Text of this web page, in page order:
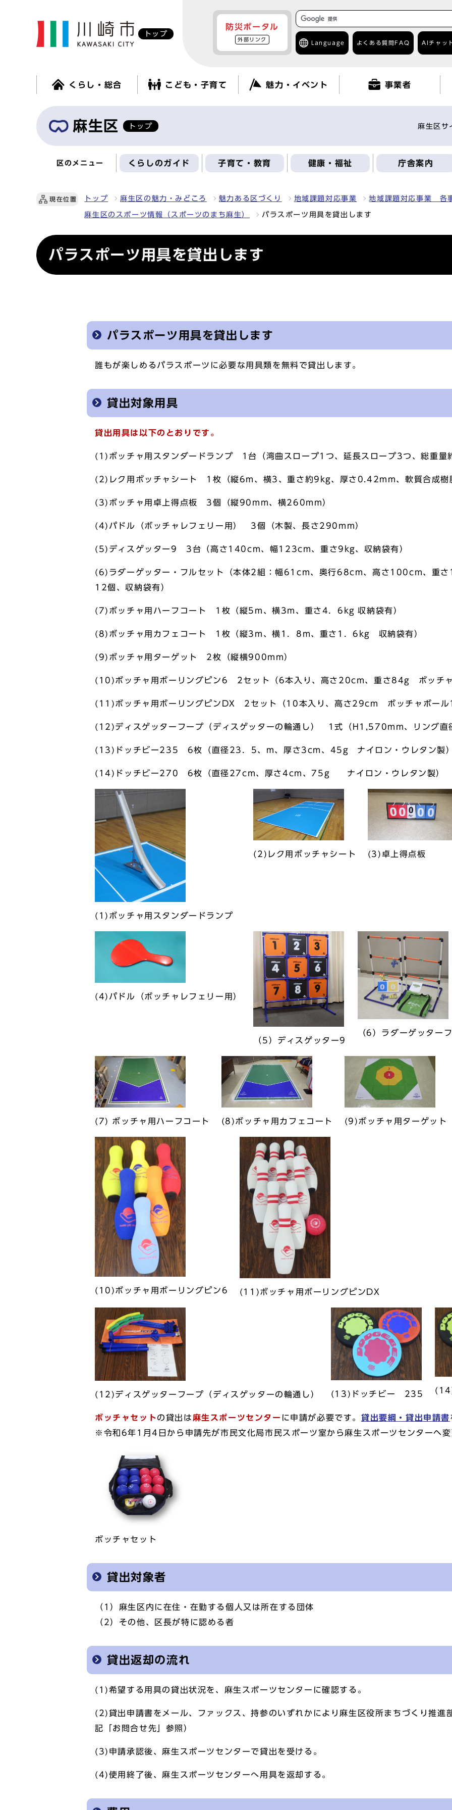
トップ
防災ポータル
外部リンク
Language よくある質問 FAQ AIチャッ
くらし・総合 こども・子育て 魅力・イベント 事業者
麻生区 トップ 麻生区サ
区のメニュー くらしのガイド 子育て・教育 健康・福祉 庁舎案内
現在位置 トップ 麻生区の魅力・みどころ 魅力ある区づくり 地域課題対応事業 地域課題対応事業 各
麻生区のスポーツ情報（スポーツのまち麻生） パラスポーツ用具を貸出します
パラスポーツ用具を貸出します
パラスポーツ用具を貸出します
誰もが楽しめるパラスポーツに必要な用具類を無料で貸出します。
貸出対象用具
貸出用具は以下のとおりです。
(1)ボッチャ用スタンダードランプ 1台（湾曲スロープ1つ、延長スロープ3つ、総重量
(2)レク用ボッチャシート 1枚（縦6m、横3、重さ約9kg、厚さ0.42mm、軟質合成樹
(3)ボッチャ用卓上得点板 3個（縦90mm、横260mm）
(4)パドル（ボッチャレフェリー用） 3個（木製、長さ290mm）
(5)ディスゲッター9 3台（高さ140cm、幅123cm、重さ9kg、収納袋有）
(6)ラダーゲッター・フルセット（本体2組：幅61cm、奥行68cm、高さ100cm、重さ
12個、収納袋有）
(7)ボッチャ用ハーフコート 1枚（縦5m、横3m、重さ4．6kg 収納袋有）
(8)ボッチャ用カフェコート 1枚（縦3m、横1．8m、重さ1．6kg 収納袋有）
(9)ボッチャ用ターゲット 2枚（縦横900mm）
(10)ボッチャ用ボーリングピン6 2セット（6本入り、高さ20cm、重さ84g ボッチャ
(11)ボッチャ用ボーリングピンDX 2セット（10本入り、高さ29cm ボッチャボール1
(12)ディスゲッターフープ（ディスゲッターの輪通し） 1式（H1,570mm、リング
(13)ドッチビー235 6枚（直径23．5、m、厚さ3cm、45g ナイロン・ウレタン製）
(14)ドッチビー270 6枚（直径27cm、厚さ4cm、75g ナイロン・ウレタン製）
(1)ボッチャ用スタンダードランプ
(2)レク用ボッチャシート (3)卓上得点板
(4)パドル（ボッチャレフェリー用）
（5）ディスゲッター9
（6）ラダーゲッター
(7) ボッチャ用ハーフコート (8)ボッチャ用カフェコート (9)ボッチャ用ターゲット
(10)ボッチャ用ボーリングピン6 (11)ボッチャ用ボーリングピンDX
(12)ディスゲッターフープ（ディスゲッターの輪通し） (13)ドッチビー 235
ボッチャセットの貸出は 麻生スポーツセンター に申請が必要です。貸出要綱・貸出申請書
※令和6年1月4日から申請先が市民文化局市民スポーツ室から麻生スポーツセンターヘ変
ボッチャセット
貸出対象者
（1）麻生区内に在住・在勤する個人又は所在する団体
（2）その他、区長が特に認める者
貸出返却の流れ
(1)希望する用具の貸出状況を、麻生スポーツセンターに確認する。
(2)貸出申請書をメール、ファックス、持参のいずれかにより麻生区役所まちづくり推進
記「お問合せ先」参照）
(3)申請承認後、麻生スポーツセンターで貸出を受ける。
(4)使用終了後、麻生スポーツセンターへ用具を返却する。